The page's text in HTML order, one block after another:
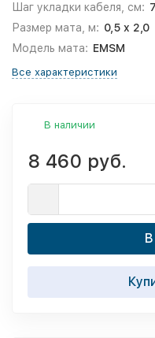
Шаг укладки кабеля, см:
Размер мата, м: 0,5 x 2,0
Модель мата: EMSM
Все характеристики
В наличии
8 460 руб.